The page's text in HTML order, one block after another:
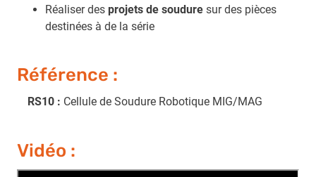
Réaliser des projets de soudure sur des pièces
destinées à de la série
Référence :
RS10 : Cellule de Soudure Robotique MIG/MAG
Vidéo :